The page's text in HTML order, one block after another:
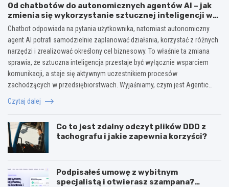
Od chatbotów do autonomicznych agentów AI – jak
zmienia się wykorzystanie sztucznej inteligencji w
biznesie?
Chatbot odpowiada na pytania użytkownika, natomiast autonomiczny
agent AI potrafi samodzielnie zaplanować działania, korzystać z różnych
narzędzi i zrealizować określony cel biznesowy. To właśnie ta zmiana
sprawia, że sztuczna inteligencja przestaje być wyłącznie wsparciem
komunikacji, a staje się aktywnym uczestnikiem procesów
zachodzących w przedsiębiorstwach. Wyjaśniamy, czym jest Agentic…
Czytaj dalej
Co to jest zdalny odczyt plików DDD z
tachografu i jakie zapewnia korzyści?
Podpisałeś umowę z wybitnym
specjalistą i otwierasz szampana?